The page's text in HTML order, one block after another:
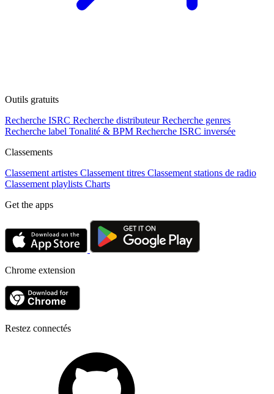
Outils gratuits
Recherche ISRC Recherche distributeur Recherche genres
Recherche label Tonalité & BPM Recherche ISRC inversée
Classements
Classement artistes Classement titres Classement stations de radio
Classement playlists Charts
Get the apps
Chrome extension
Restez connectés